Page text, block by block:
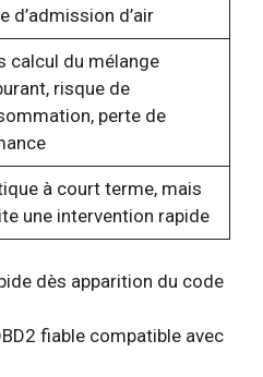
d’admission d’air
calcul du mélange
risque de
perte de
à court terme, mais
une intervention rapide
dès apparition du code
fiable compatible avec